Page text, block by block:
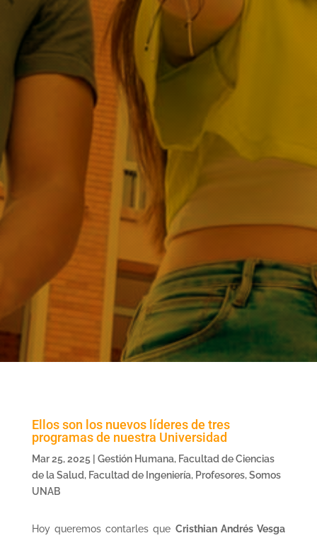
Ellos son los nuevos líderes de tres
programas de nuestra Universidad
Mar 25, 2025| Gestión Humana, Facultad de Ciencias
de la Salud, Facultad de Ingeniería, Profesores,Somos
UNAB
Hoy queremos contarles que Cristhian Andrés Vesga